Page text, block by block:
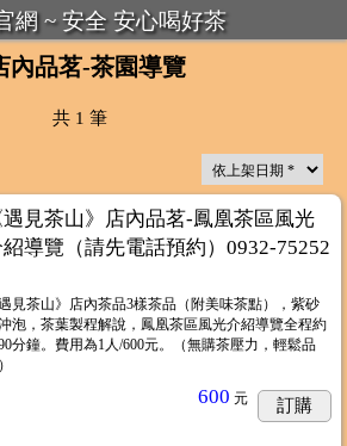
網 ~ 安全 安心喝好茶
內品茗-茶園導覽
共 1 筆
遇見茶山》店內品茗-鳳凰茶區風光
導覽（請先電話預約）0932-75252
遇見茶山》店內茶品3樣茶品（附美味茶點），紫砂
泡，茶葉製程解說，鳳凰茶區風光介紹導覽全程約
分鐘。費用為1人/600元。（無購茶壓力，輕鬆品
600 元 訂購